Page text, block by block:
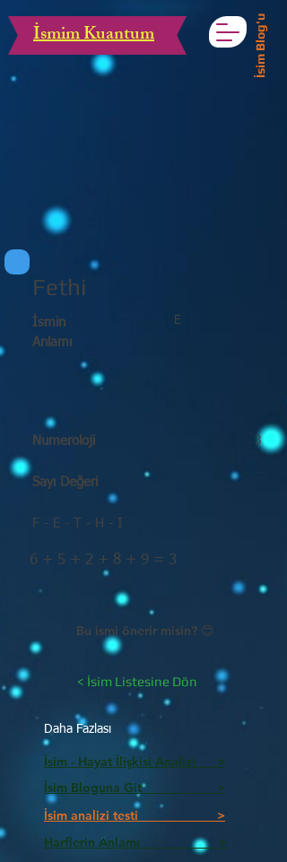
İsmim Kuantum İsim Blog'u
Fethi
E
İsmin
Anlamı
Numeroloji
Sayı Değeri
3
F - E - T - H - I
6 + 5 + 2 + 8 + 9 = 3
Bu ismi önerir misin? 😊
< İsim Listesine Dön
Daha Fazlası
İsim - Hayat İlişkisi Analizi >
İsim Bloguna Git >
İsim analizi testi >
Harflerin Anlamı >